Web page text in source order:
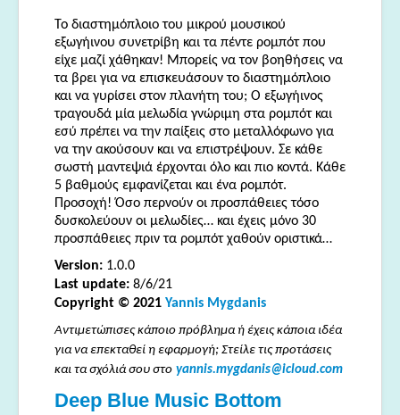
Το διαστημόπλοιο του μικρού μουσικού
εξωγήινου συνετρίβη και τα πέντε ρομπότ που
είχε μαζί χάθηκαν! Μπορείς να τον βοηθήσεις να
τα βρει για να επισκευάσουν το διαστημόπλοιο
και να γυρίσει στον πλανήτη του; Ο εξωγήινος
τραγουδά μία μελωδία γνώριμη στα ρομπότ και
εσύ πρέπει να την παίξεις στο μεταλλόφωνο για
να την ακούσουν και να επιστρέψουν. Σε κάθε
σωστή μαντεψιά έρχονται όλο και πιο κοντά. Κάθε
5 βαθμούς εμφανίζεται και ένα ρομπότ.
Προσοχή! Όσο περνούν οι προσπάθειες τόσο
δυσκολεύουν οι μελωδίες… και έχεις μόνο 30
προσπάθειες πριν τα ρομπότ χαθούν οριστικά…
Version: 1.0.0
Last update: 8/6/21
Copyright © 2021 Yannis Mygdanis
Αντιμετώπισες κάποιο πρόβλημα ή έχεις κάποια ιδέα
για να επεκταθεί η εφαρμογή; Στείλε τις προτάσεις
και τα σχόλιά σου στο yannis.mygdanis@icloud.com
Deep Blue Music Bottom